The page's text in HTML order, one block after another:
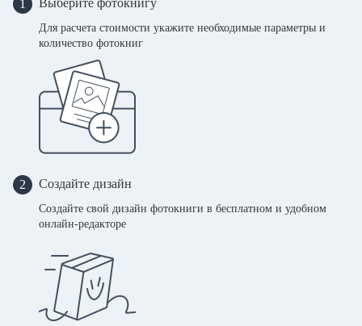
1 Выберите фотокнигу
Для расчета стоимости укажите необходимые параметры и
количество фотокниг
2 Создайте дизайн
Создайте свой дизайн фотокниги в бесплатном и удобном
онлайн-редакторе